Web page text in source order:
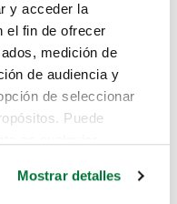
y acceder la
el fin de ofrecer
medición de
de audiencia y
de seleccionar
Puede
Mostrar detalles
como
aquí.
que estás